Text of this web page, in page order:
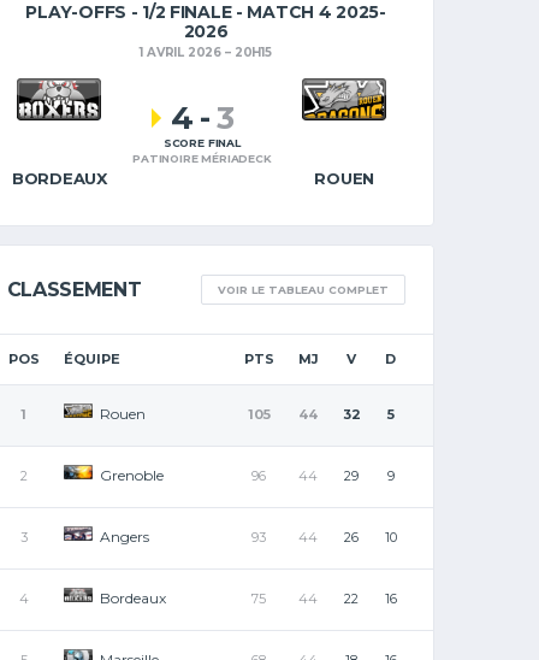
PLAY-OFFS - 1/2 FINALE - MATCH 4 2025-
2026
1 AVRIL 2026 20H15
BORDEAUX ROUEN
4 -3
SCORE FINAL
PATINOIRE MÉRIADECK
CLASSEMENT VOIR LE TABLEAU COMPLET
POS ÉQUIPE PTS MJ V D
1 Rouen 105 44 32 5
2 Grenoble 96 44 29 9
3 Angers 93 44 26 10
4 Bordeaux 75 44 22 16